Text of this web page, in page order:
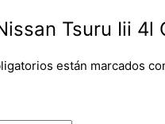
Tsuru Iii 4l
están marcados